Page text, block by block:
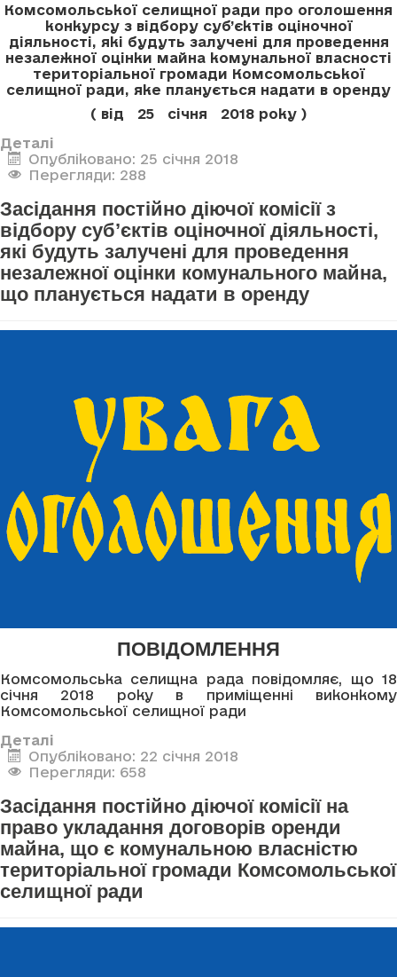
Комсомольської селищної ради про оголошення
конкурсу з відбору суб’єктів оціночної
діяльності, які будуть залучені для проведення
незалежної оцінки майна комунальної власності
територіальної громади Комсомольської
селищної ради, яке планується надати в оренду
( від 25 січня 2018 року )
Деталі
Опубліковано: 25 січня 2018
Перегляди: 288
Засідання постійно діючої комісії з
відбору суб’єктів оціночної діяльності,
які будуть залучені для проведення
незалежної оцінки комунального майна,
що планується надати в оренду
ПОВІДОМЛЕННЯ
Комсомольська селищна рада повідомляє, що 18
січня 2018 року в приміщенні виконкому
Комсомольської селищної ради
Деталі
Опубліковано: 22 січня 2018
Перегляди: 658
Засідання постійно діючої комісії на
право укладання договорів оренди
майна, що є комунальною власністю
територіальної громади Комсомольської
селищної ради